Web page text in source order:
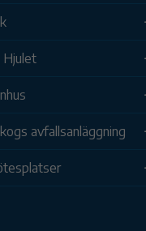
avfallsanläggning